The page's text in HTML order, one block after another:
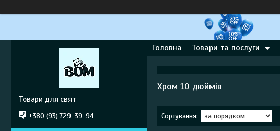
Головна Товари та послуги
Хром 10 дюймів
Товари для свят
+380 (93) 729-39-94